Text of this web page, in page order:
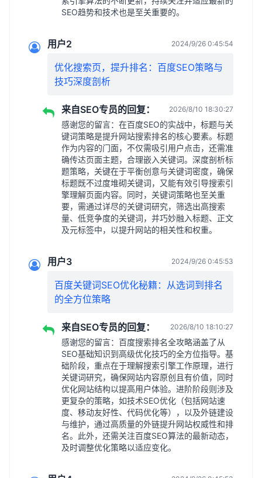
SEO趋势和技术也是至关重要的。
用户2 2024/9/26 0:45:54
优化搜索页，提升排名：百度SEO策略与
技巧深度剖析
来自SEO专员的回复： 2026/8/10 18:30:27
感谢您的留言：在百度SEO的实战中，标题与关
键词策略是提升网站搜索排名的核心要素。标题
作为内容的门面，不仅需吸引用户点击，还需准
确传达页面主题，合理嵌入关键词。深度剖析标
题策略，关键在于平衡创意与关键词密度，确保
标题既不过度堆砌关键词，又能有效引导搜索引
擎理解页面内容。同时，关键词策略也至关重
要，需通过详尽的关键词研究，筛选出高搜索
量、低竞争度的关键词，并巧妙融入标题、正文
及元标签中，以提升网站的相关性和权重。
用户3 2024/9/26 0:45:53
百度关键词SEO优化秘籍：从选词到排名
的全方位策略
来自SEO专员的回复： 2026/8/10 18:10:27
感谢您的留言：百度搜索排名全攻略涵盖了从
SEO基础知识到高级优化技巧的全方位指导。基
础阶段，重点在于理解搜索引擎工作原理，进行
关键词研究，确保网站内容原创且有价值，同时
优化网站结构以提高用户体验。进阶阶段则涉及
更复杂的策略，如技术SEO优化（包括网站速
度、移动友好性、代码优化等），以及外链建设
与维护，通过高质量的外链提升网站权威性和排
名。此外，还需关注百度SEO算法的最新动态，
及时调整优化策略以适应变化。